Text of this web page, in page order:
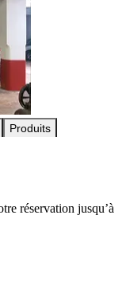
Produits
réservation jusqu’à